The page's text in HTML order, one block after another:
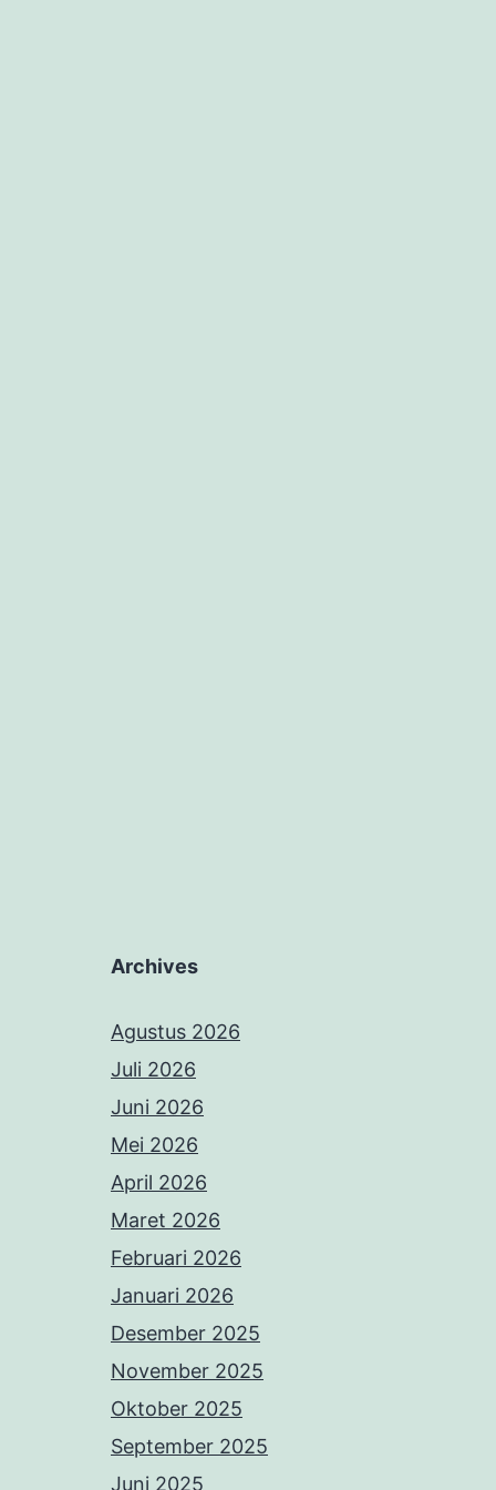
Archives
Agustus 2026
Juli 2026
Juni 2026
Mei 2026
April 2026
Maret 2026
Februari 2026
Januari 2026
Desember 2025
November 2025
Oktober 2025
September 2025
Juni 2025